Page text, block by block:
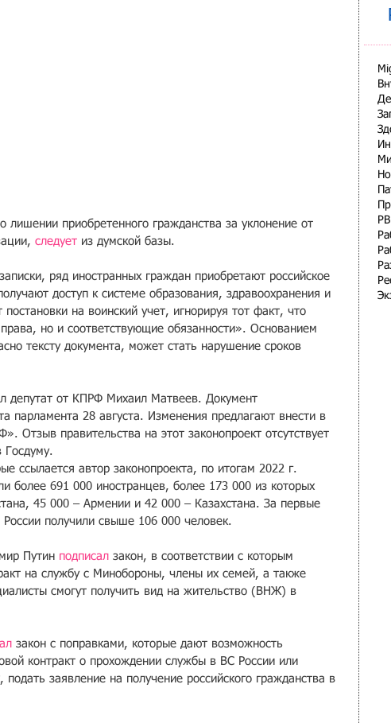
лишении приобретенного гражданства за уклонение от
следует из думской базы.
ряд иностранных граждан приобретают российское
доступ к системе образования, здравоохранения и
на воинский учет, игнорируя тот факт, что
но и соответствующие обязанности». Основанием
тексту документа, может стать нарушение сроков
депутат от КПРФ Михаил Матвеев. Документ
парламента 28 августа. Изменения предлагают внести в
Отзыв правительства на этот законопроект отсутствует
Госдуму.
ссылается автор законопроекта, по итогам 2022 г.
более 691 000 иностранцев, более 173 000 из которых
45 000 – Армении и 42 000 – Казахстана. За первые
получили свыше 106 000 человек.
Путин подписал закон, в соответствии с которым
на службу с Минобороны, члены их семей, а также
смогут получить вид на жительство (ВНЖ) в
закон с поправками, которые дают возможность
контракт о прохождении службы в ВС России или
подать заявление на получение российского гражданства в